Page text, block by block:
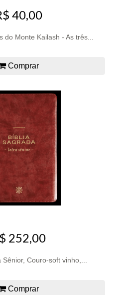
40,00
do Monte Kailash - As três...
Comprar
252,00
Sênior, Couro-soft vinho,...
Comprar